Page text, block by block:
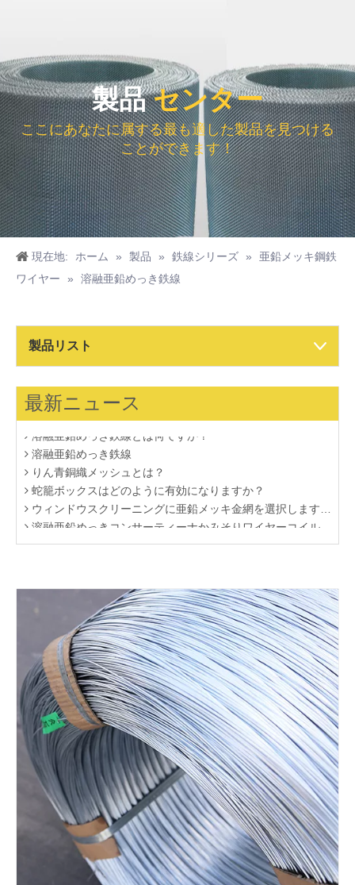
製品 センター
ここにあなたに属する最も適した製品を見つける
ことができます！
現在地: ホーム » 製品 » 鉄線シリーズ »
亜鉛メッキ鋼鉄
ワイヤー
» 溶融亜鉛めっき鉄線
製品リスト
最新ニュース
ステンレス鋼溶接金網
カットアイアンワイヤーの紹介
ステンレス鋼のワイヤークロスについての詳細はここをクリック
溶融亜鉛めっき鉄線
りん青銅織メッシュとは？
蛇籠ボックスはどのように有効になりますか？
ウィンドウスクリーニングに亜鉛メッキ金網を選択しますか？
溶融亜鉛めっきコンサーティーナかみそりワイヤーコイルの詳細
リン青銅織メッシュの一般的なタイプ
ステンレススチールツイルメッシュ
ガビオンCage2の主な目的
蛇籠の主な目的
溶接ワイヤメッシュアプ​​リケーション
River Gabionネットワークの利点
黒色焼鈍ワイヤー
ステンレス鋼溶接金網
ろ過問題用のステンレス鋼フィルターディスク
カットアイアンワイヤーの紹介
ステンレス鋼のワイヤークロスについての詳細はここをクリック
溶融亜鉛めっき鉄線とは何ですか？